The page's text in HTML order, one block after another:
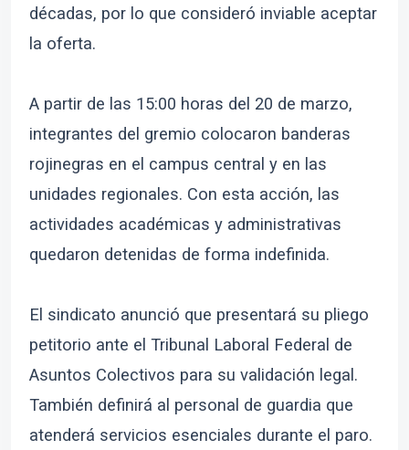
décadas, por lo que consideró inviable aceptar
la oferta.
A partir de las 15:00 horas del 20 de marzo,
integrantes del gremio colocaron banderas
rojinegras en el campus central y en las
unidades regionales. Con esta acción, las
actividades académicas y administrativas
quedaron detenidas de forma indefinida.
El sindicato anunció que presentará su pliego
petitorio ante el Tribunal Laboral Federal de
Asuntos Colectivos para su validación legal.
También definirá al personal de guardia que
atenderá servicios esenciales durante el paro.